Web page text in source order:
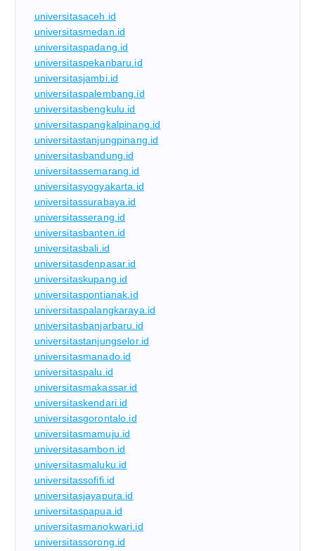
universitasaceh.id
universitasmedan.id
universitaspadang.id
universitaspekanbaru.id
universitasjambi.id
universitaspalembang.id
universitasbengkulu.id
universitaspangkalpinang.id
universitastanjungpinang.id
universitasbandung.id
universitassemarang.id
universitasyogyakarta.id
universitassurabaya.id
universitasserang.id
universitasbanten.id
universitasbali.id
universitasdenpasar.id
universitaskupang.id
universitaspontianak.id
universitaspalangkaraya.id
universitasbanjarbaru.id
universitastanjungselor.id
universitasmanado.id
universitaspalu.id
universitasmakassar.id
universitaskendari.id
universitasgorontalo.id
universitasmamuju.id
universitasambon.id
universitasmaluku.id
universitassofifi.id
universitasjayapura.id
universitaspapua.id
universitasmanokwari.id
universitassorong.id